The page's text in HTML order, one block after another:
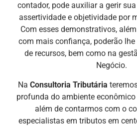
contador, pode auxiliar a gerir
assertividade e objetividade por
Com esses demonstrativos,
com mais confiança, poderão
de recursos, bem como na
Negócio.
Na Consultoria Tributária
profunda do ambiente
além de contarmos com o
especialistas em tributos em